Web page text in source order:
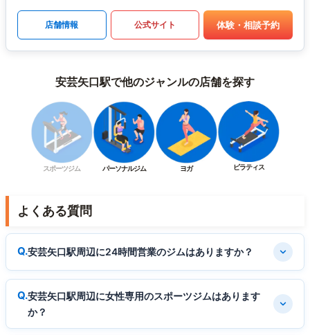
店舗情報 公式サイト 体験・相談予約
安芸矢口駅で他のジャンルの店舗を探す
スポーツジム パーソナルジム ヨガ ピラティス
よくある質問
安芸矢口駅周辺に24時間営業のジムはありますか？
安芸矢口駅周辺に女性専用のスポーツジムはあります
か？